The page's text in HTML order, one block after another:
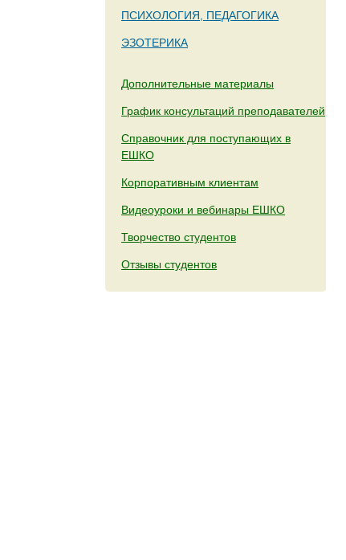
ПСИХОЛОГИЯ, ПЕДАГОГИКА
ЭЗОТЕРИКА
Дополнительные материалы
График консультаций преподавателей
Справочник для поступающих в
ЕШКО
Корпоративным клиентам
Видеоуроки и вебинары ЕШКО
Творчество студентов
Отзывы студентов